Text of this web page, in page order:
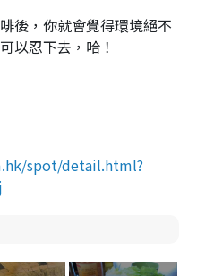
後，你就會覺得環境絕不
以忍下去，哈！
spot/detail.html?